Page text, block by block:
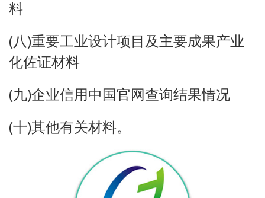
料
(八)重要工业设计项目及主要成果产业
化佐证材料
(九)企业信用中国官网查询结果情况
(十)其他有关材料。